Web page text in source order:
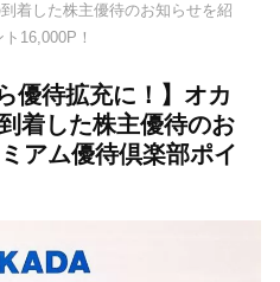
着した株主優待のお知らせを紹
16,000P！
優待拡充に！】オカ
着した株主優待のお
アム優待倶楽部ポイ